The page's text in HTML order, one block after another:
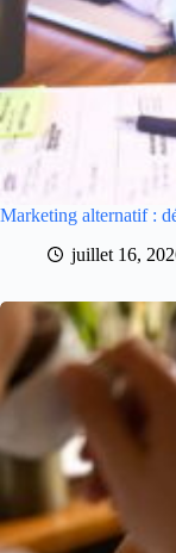
Marketing alternatif :
juillet 16,